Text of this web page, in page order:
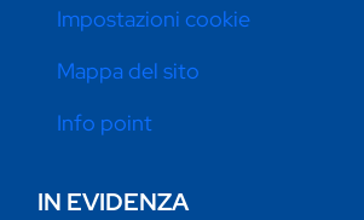
Impostazioni cookie
Mappa del sito
Info point
IN EVIDENZA